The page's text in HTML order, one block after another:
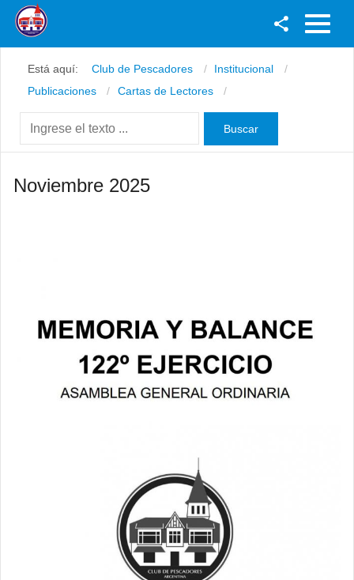
Youtube
Instagram
Está aquí: Club de Pescadores
Institucional
Publicaciones
Cartas de Lectores
Noviembre 2025